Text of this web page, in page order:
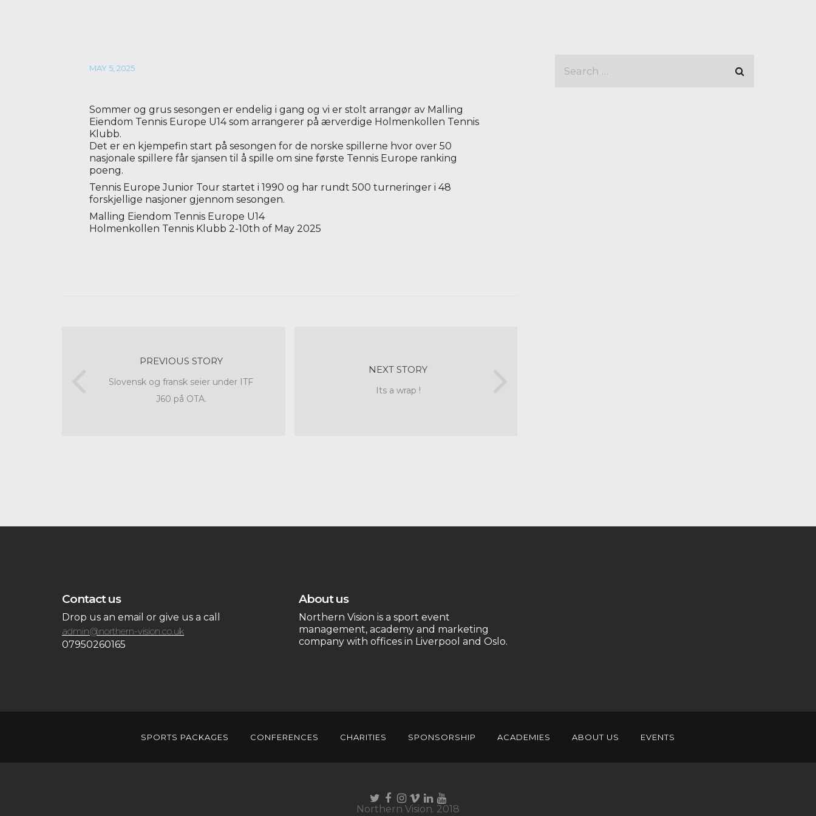
MAY 5, 2025
Sommer og grus sesongen er endelig i gang og vi er stolt arrangør av Malling
Eiendom Tennis Europe U14 som arrangerer på ærverdige Holmenkollen Tennis
Klubb.
Det er en kjempefin start på sesongen for de norske spillerne hvor over 50
nasjonale spillere får sjansen til å spille om sine første Tennis Europe ranking
poeng.
Tennis Europe Junior Tour startet i 1990 og har rundt 500 turneringer i 48
forskjellige nasjoner gjennom sesongen.
Malling Eiendom Tennis Europe U14
Holmenkollen Tennis Klubb 2-10th of May 2025
PREVIOUS STORY
Slovensk og fransk seier under ITF
J60 på OTA.
NEXT STORY
Its a wrap !
Contact us
Drop us an email or give us a call
admin@northern-vision.co.uk
07950260165
About us
Northern Vision is a sport event
management, academy and marketing
company with offices in Liverpool and Oslo.
SPORTS PACKAGES CONFERENCES CHARITIES SPONSORSHIP ACADEMIES ABOUT US EVENTS
Northern Vision. 2018